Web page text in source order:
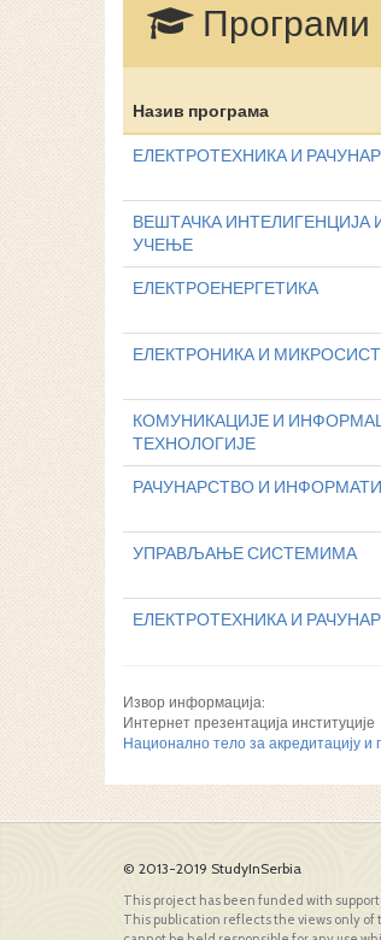
Програми
Назив програма
ЕЛЕКТРОТЕХНИКА И
ВЕШТАЧКА
УЧЕЊЕ
ЕЛЕКТРОЕНЕРГЕТИКА
ЕЛЕКТРОНИКА И
КОМУНИКАЦИЈЕ И
ТЕХНОЛОГИЈЕ
РАЧУНАРСТВО И
УПРАВЉАЊЕ СИСТЕМИМА
ЕЛЕКТРОТЕХНИКА И
Извор информација:
Интернет презентација институције
Национално тело за акредитацију
© 2013-2019 StudyInSerbia
This project has been funded with
This publication reflects the views only of